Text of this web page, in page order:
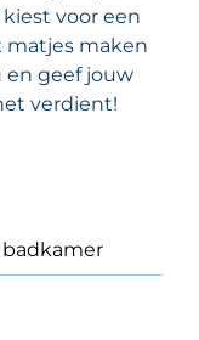
voor een
matjes maken
en geef jouw
verdient!
badkamer